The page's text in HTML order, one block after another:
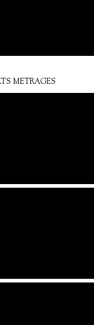
METRAGES